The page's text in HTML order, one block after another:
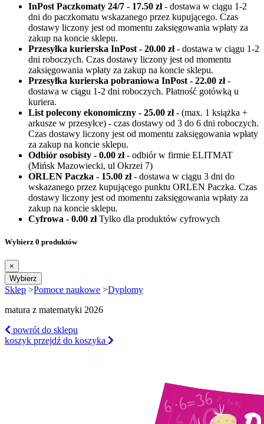
InPost Paczkomaty 24/7 - 17.50 zł- dostawa w ciągu 1-2
dni do paczkomatu wskazanego przez kupującego. Czas
dostawy liczony jest od momentu zaksięgowania wpłaty za
zakup na koncie sklepu.
Przesyłka kurierska InPost - 20.00 zł- dostawa w ciągu 1-2
dni roboczych. Czas dostawy liczony jest od momentu
zaksięgowania wpłaty za zakup na koncie sklepu.
Przesyłka kurierska pobraniowa InPost - 22.00 zł-
dostawa w ciągu 1-2 dni roboczych. Płatność gotówką u
kuriera.
List polecony ekonomiczny - 25.00 zł- (max. 1 książka +
arkusze w przesyłce) - czas dostawy od 3 do 6 dni roboczych.
Czas dostawy liczony jest od momentu zaksięgowania wpłaty
za zakup na koncie sklepu.
Odbiór osobisty - 0.00 zł- odbiór w firmie ELITMAT
(Mińsk Mazowiecki, ul Okrzei 7)
ORLEN Paczka - 15.00 zł- dostawa w ciągu 3 dni do
wskazanego przez kupującego punktu ORLEN Paczka. Czas
dostawy liczony jest od momentu zaksięgowania wpłaty za
zakup na koncie sklepu.
Cyfrowa - 0.00 złTylko dla produktów cyfrowych
Wybierz 0 produktów
×
Wybierz
Sklep >Pomoce naukowe >Dyplomy
matura z matematyki 2026
powrót do sklepu
koszyk przejdź do koszyka